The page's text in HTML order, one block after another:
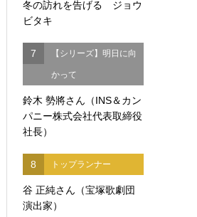
冬の訪れを告げる ジョウ
ビタキ
7 【シリーズ】明日に向
かって
鈴木 勢將さん（INS＆カン
パニー株式会社代表取締役
社長）
8 トップランナー
谷 正純さん（宝塚歌劇団
演出家）